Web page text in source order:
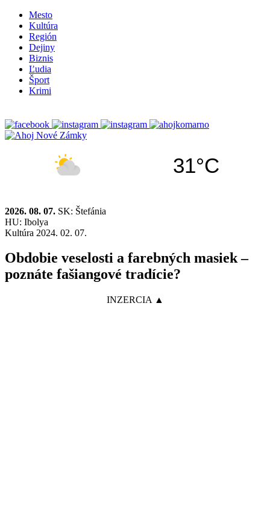
Mesto
Kultúra
Región
Dejiny
Biznis
Ľudia
Šport
Krimi
31°C
2026. 08. 07. SK: Štefánia
HU: Ibolya
Kultúra 2024. 02. 07.
Obdobie veselosti a farebných masiek –
poznáte fašiangové tradície?
INZERCIA ▲